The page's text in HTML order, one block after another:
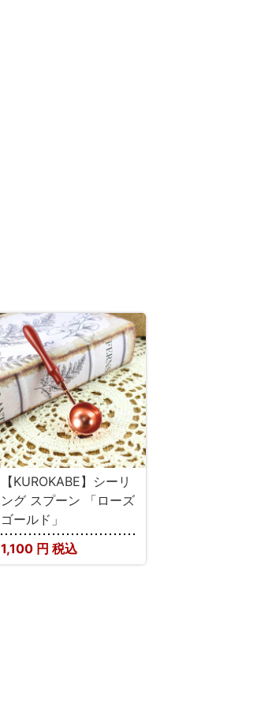
【KUROKABE】シーリ
ング スプーン 「ローズ
ゴールド」
1,100 円 税込